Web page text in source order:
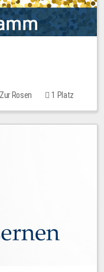
Rosen 1 Platz